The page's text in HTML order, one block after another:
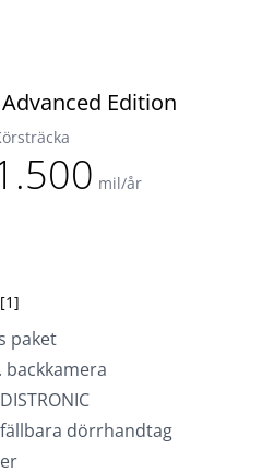
Edition
mil/år
[1]
paket
backkamera
dörrhandtag